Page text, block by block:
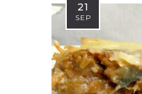
21
SEP